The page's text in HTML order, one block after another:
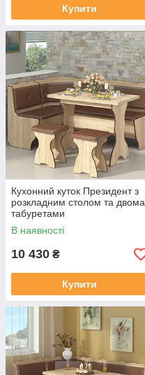
Купити
Кухонний куток Президент з
розкладним столом та двома
табуретами
В наявності
10 430 ₴
Купити